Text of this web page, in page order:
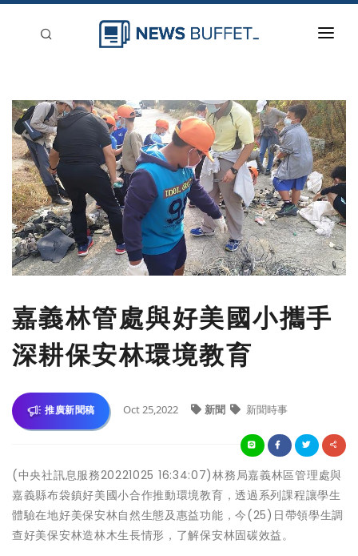
新聞稿分類
登入
刊登
嘉義林管處與好美國小攜手
深耕保安林環境教育
推廣新聞稿 Oct 25,2022 新聞 新聞時事
(中央社訊息服務20221025 16:34:07)林務局嘉義林區管理處與
嘉義縣布袋鎮好美國小合作推動環境教育，透過系列課程讓學生
體驗在地好美保安林自然生態及惠益功能，今(25)日帶領學生調
查好美保安林造林木生長情形，了解保安林固碳效益。